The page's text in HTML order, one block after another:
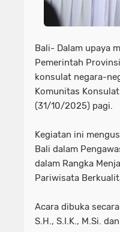
Bali- Dalam upaya
Pemerintah
konsulat negara-
Komunitas
(31/10/2025) pagi.
Kegiatan ini
Bali dalam
dalam Rangka
Pariwisata
Acara dibuka
S.H., S.I.K., M.Si.